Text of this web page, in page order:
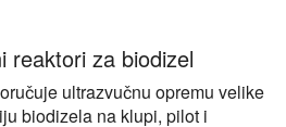
reaktori za biodizel
ultrazvučnu opremu velike
biodizela na klupi, pilot i